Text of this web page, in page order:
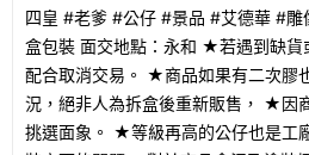
四皇 #老爹 #公仔 #景品 #艾德華 #雕
盒包裝 面交地點：永和 ★若遇到缺貨
配合取消交易。 ★商品如果有二次膠
況，絕非人為拆盒後重新販售， ★因
挑選面象。 ★等級再高的公仔也是工